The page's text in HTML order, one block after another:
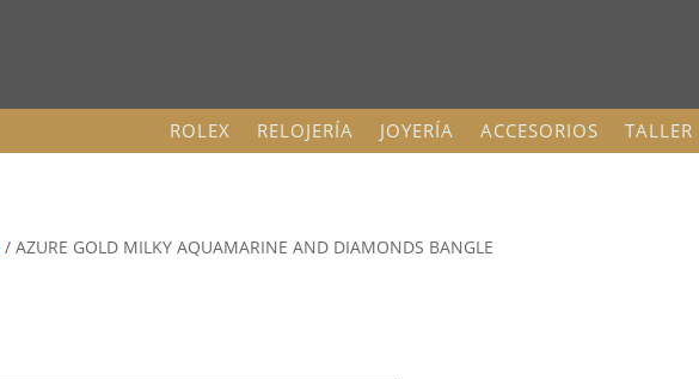
ROLEX RELOJERÍA JOYERÍA ACCESORIOS TALLER
/ AZURE GOLD MILKY AQUAMARINE AND DIAMONDS BANGLE